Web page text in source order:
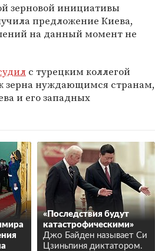
зерновой инициативы
предложение Киева,
на данный момент не
с турецким коллегой
зерна нуждающимся странам,
и его западных
«Последствия будут
катастрофическими»
Джо Байден называет Си
Цзиньпиня диктатором.